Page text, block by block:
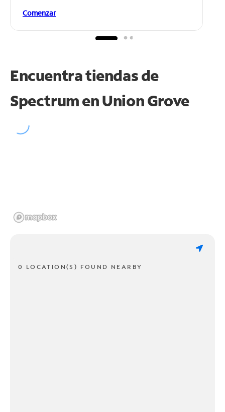
Comenzar
Encuentra tiendas de
Spectrum enUnion Grove
0 LOCATION(S) FOUND NEARBY